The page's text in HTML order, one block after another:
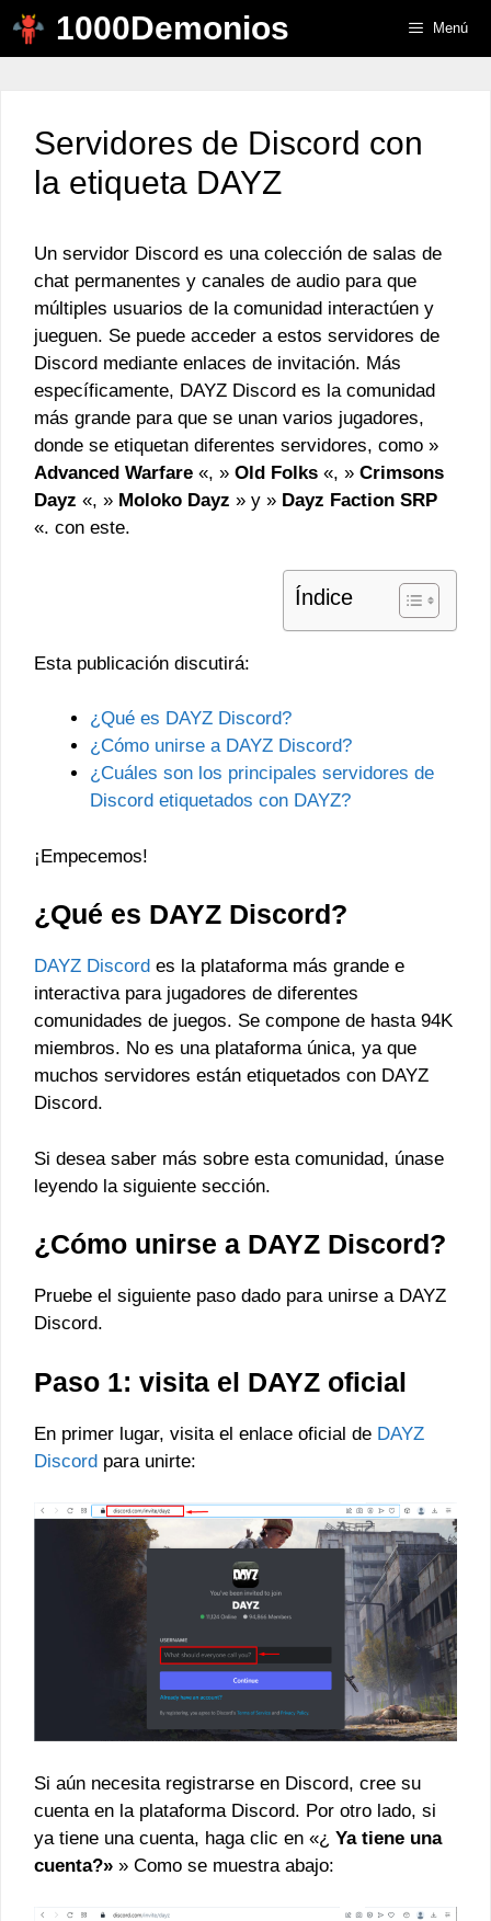
Saltar
1000Demonios Menú
Servidores de Discord con
la etiqueta DAYZ
Un servidor Discord es una colección de salas de
chat permanentes y canales de audio para que
múltiples usuarios de la comunidad interactúen y
jueguen. Se puede acceder a estos servidores de
Discord mediante enlaces de invitación. Más
específicamente, DAYZ Discord es la comunidad
más grande para que se unan varios jugadores,
donde se etiquetan diferentes servidores, como »
Advanced Warfare «, » Old Folks «, » Crimsons
Dayz «, » Moloko Dayz » y » Dayz Faction SRP
«. con este.
Índice
Esta publicación discutirá:
¿Qué es DAYZ Discord?
¿Cómo unirse a DAYZ Discord?
¿Cuáles son los principales servidores de
Discord etiquetados con DAYZ?
¡Empecemos!
¿Qué es DAYZ Discord?
DAYZ Discord es la plataforma más grande e
interactiva para jugadores de diferentes
comunidades de juegos. Se compone de hasta 94K
miembros. No es una plataforma única, ya que
muchos servidores están etiquetados con DAYZ
Discord.
Si desea saber más sobre esta comunidad, únase
leyendo la siguiente sección.
¿Cómo unirse a DAYZ Discord?
Pruebe el siguiente paso dado para unirse a DAYZ
Discord.
Paso 1: visita el DAYZ oficial
En primer lugar, visita el enlace oficial de DAYZ
Discord para unirte:
Si aún necesita registrarse en Discord, cree su
cuenta en la plataforma Discord. Por otro lado, si
ya tiene una cuenta, haga clic en «¿ Ya tiene una
cuenta?» » Como se muestra abajo: